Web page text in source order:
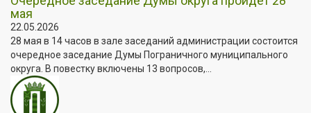
мая
22.05.2026
28 мая в 14 часов в зале заседаний администрации состоится
очередное заседание Думы Пограничного муниципального
округа. В повестку включены 13 вопросов,...